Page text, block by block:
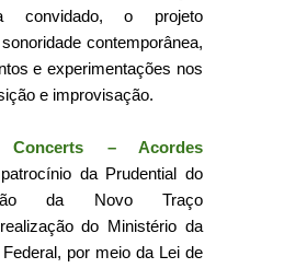
convidado, o projeto
contemporânea,
e experimentações nos
e improvisação.
Concerts – Acordes
da Prudential do
da Novo Traço
do Ministério da
por meio da Lei de